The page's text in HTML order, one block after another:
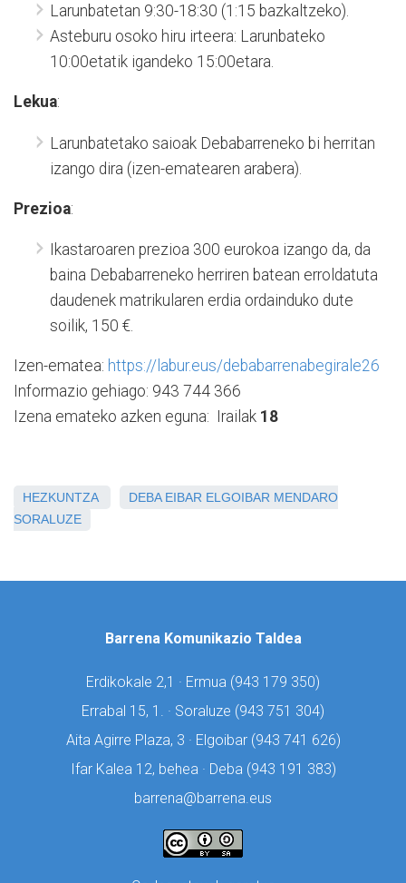
Larunbatetan 9:30-18:30 (1:15 bazkaltzeko).
Asteburu osoko hiru irteera: Larunbateko
10:00etatik igandeko 15:00etara.
Lekua:
Larunbatetako saioak Debabarreneko bi herritan
izango dira (izen-ematearen arabera).
Prezioa:
Ikastaroaren prezioa 300 eurokoa izango da, da
baina Debabarreneko herriren batean erroldatuta
daudenek matrikularen erdia ordainduko dute
soilik, 150 €.
Izen-ematea: https://labur.eus/debabarrenabegirale26
Informazio gehiago: 943 744 366
Izena emateko azken eguna: Irailak 18
HEZKUNTZA DEBA EIBAR ELGOIBAR MENDARO
SORALUZE
Barrena Komunikazio Taldea
Erdikokale 2,1 · Ermua (943 179 350)
Errabal 15, 1. · Soraluze (943 751 304)
Aita Agirre Plaza, 3 · Elgoibar (943 741 626)
Ifar Kalea 12, behea · Deba (943 191 383)
barrena@barrena.eus